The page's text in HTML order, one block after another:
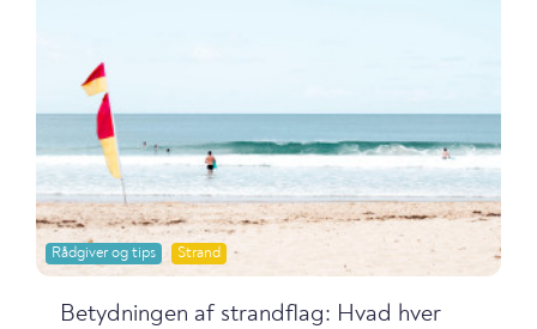
Rådgiver og tips Strand
Betydningen af strandflag: Hvad hver